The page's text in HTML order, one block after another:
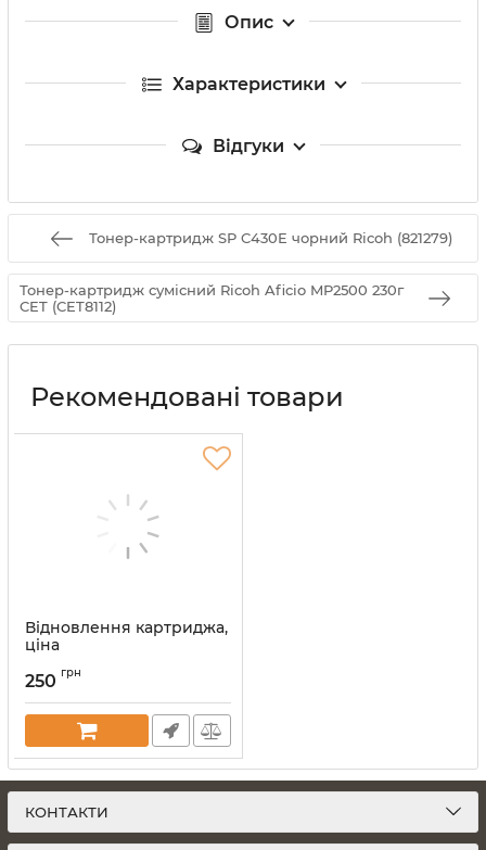
Опис
Характеристики
Відгуки
Тонер-картридж SP C430E чорний Ricoh (821279)
Тонер-картридж сумісний Ricoh Aficio MP2500 230г
CET (CET8112)
Рекомендовані товари
Відновлення картриджа,
ціна
250 грн
КОНТАКТИ